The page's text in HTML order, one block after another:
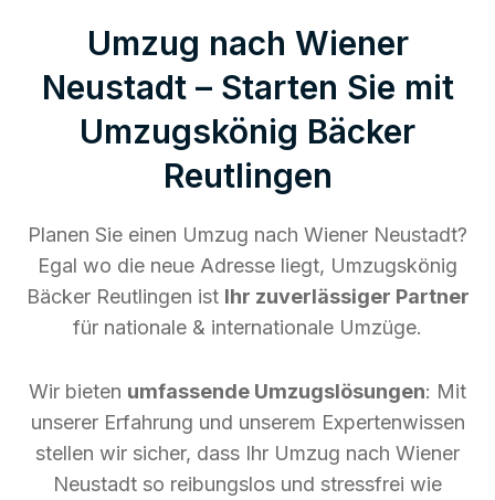
Umzug nach Wiener
Neustadt – Starten Sie mit
Umzugskönig Bäcker
Reutlingen
Planen Sie einen Umzug nach Wiener Neustadt?
Egal wo die neue Adresse liegt, Umzugskönig
Bäcker Reutlingen ist Ihr zuverlässiger Partner
für nationale & internationale Umzüge.
Wir bieten umfassende Umzugslösungen: Mit
unserer Erfahrung und unserem Expertenwissen
stellen wir sicher, dass Ihr Umzug nach Wiener
Neustadt so reibungslos und stressfrei wie